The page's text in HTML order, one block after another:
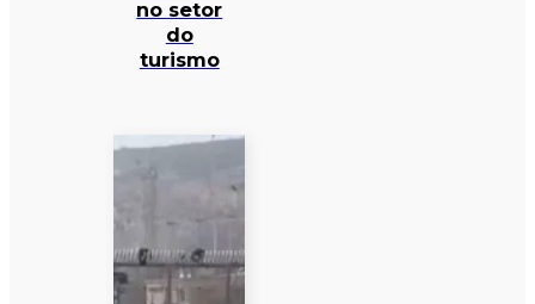
no setor
do
turismo